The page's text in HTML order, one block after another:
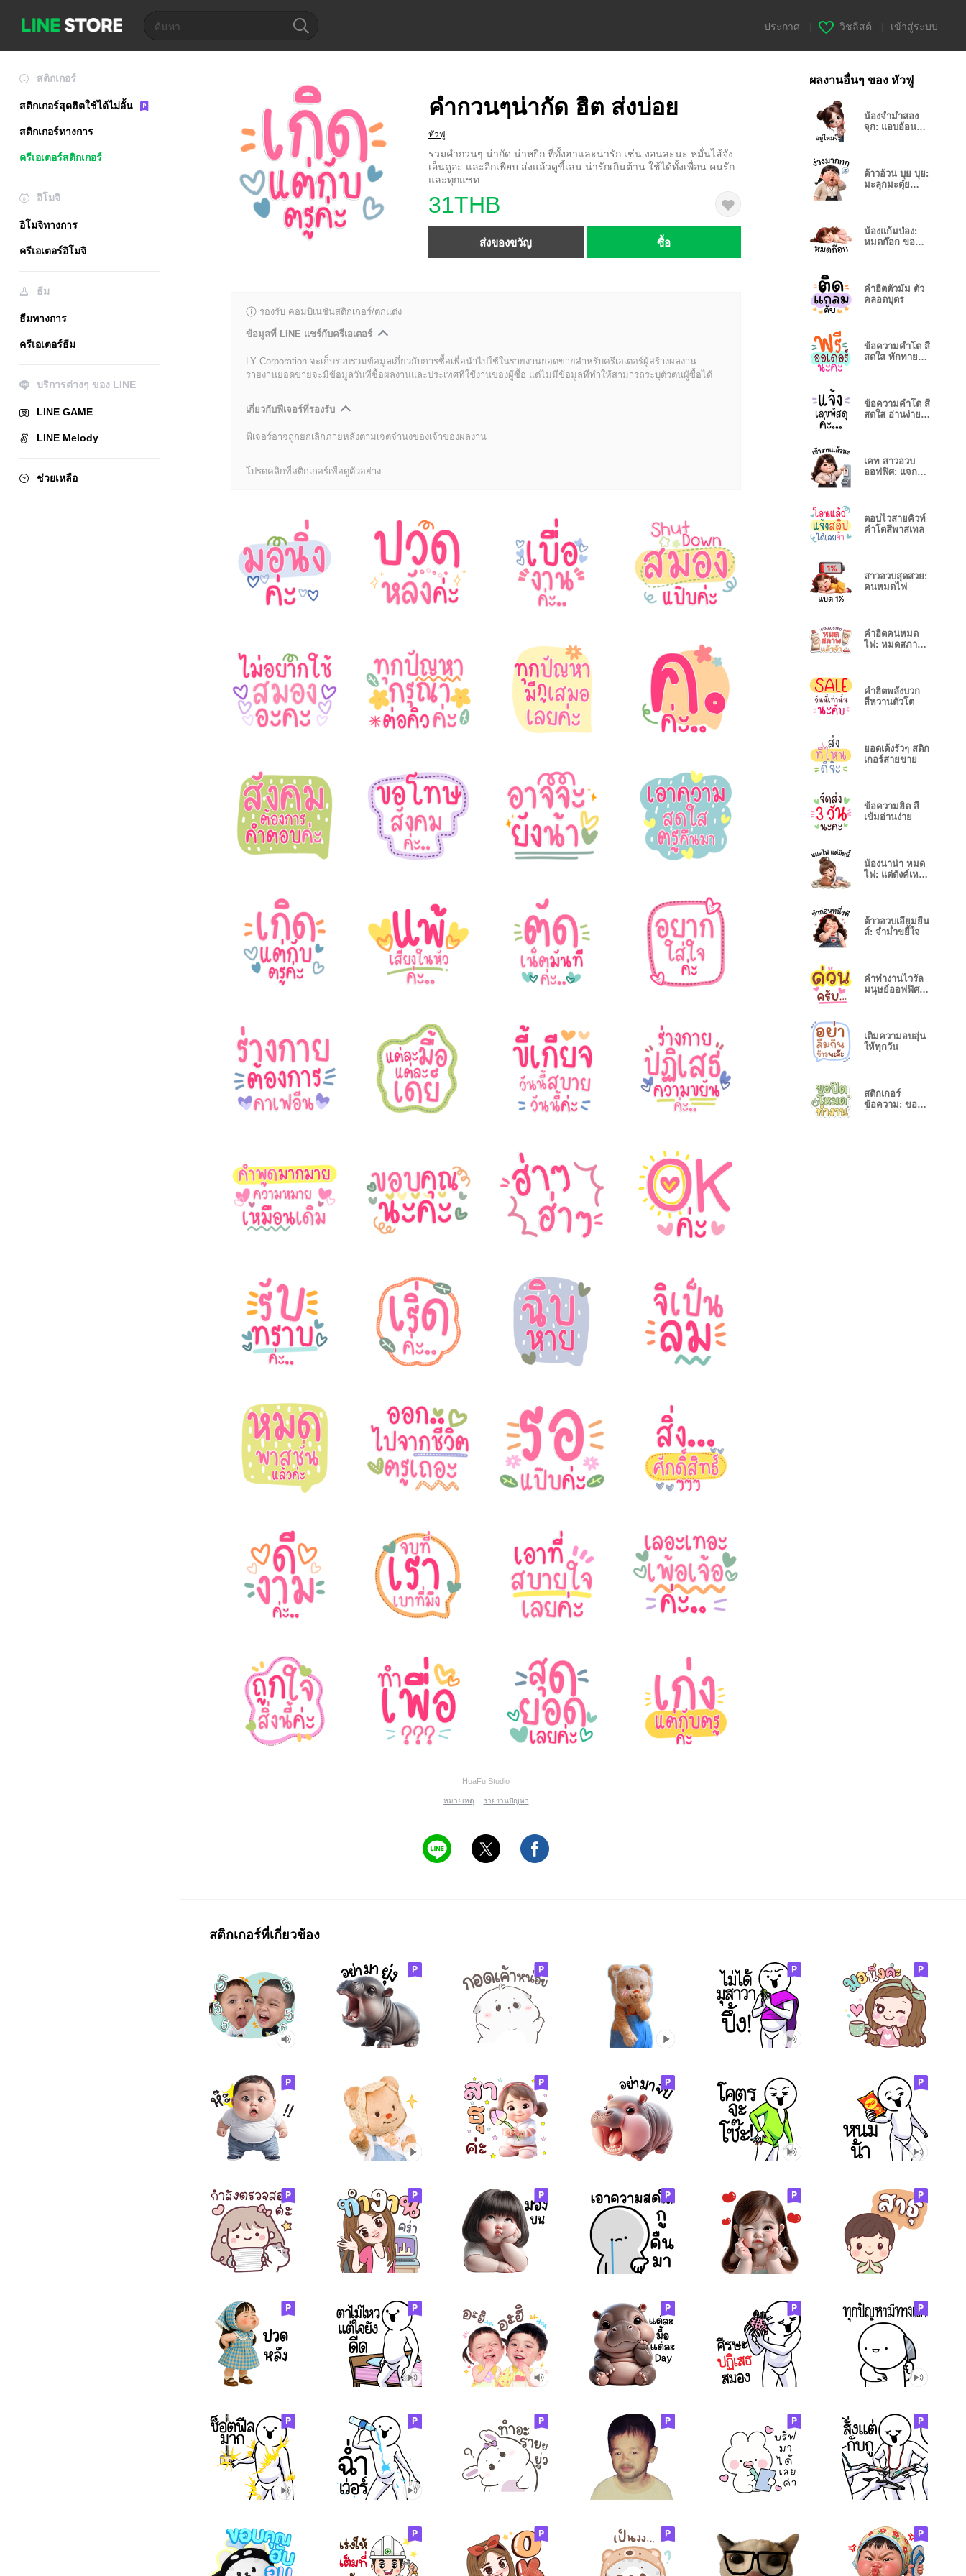
ประกาศ วิชลิสต์ เข้าสู่ระบบ
สติกเกอร์
สติกเกอร์สุดฮิตใช้ได้ไม่อั้น
สติกเกอร์ทางการ
ครีเอเตอร์สติกเกอร์
อิโมจิ
อิโมจิทางการ
ครีเอเตอร์อิโมจิ
ธีม
ธีมทางการ
ครีเอเตอร์ธีม
บริการต่างๆ ของ LINE
LINE GAME
LINE Melody
ช่วยเหลือ
คำกวนๆน่ากัด ฮิต ส่งบ่อย
หัวฟู
รวมคำกวนๆ น่ากัด น่าหยิก ที่ทั้งฮาและน่ารัก เช่น งอนละนะ หมั่นไส้จัง
เอ็นดูอะ และอีกเพียบ ส่งแล้วดูขี้เล่น น่ารักเกินต้าน ใช้ได้ทั้งเพื่อน คนรัก
และทุกแชท
31THB
ส่งของขวัญ ซื้อ
รองรับ คอมบิเนชันสติกเกอร์/ตกแต่ง
ข้อมูลที่ LINE แชร์กับครีเอเตอร์
LY Corporation จะเก็บรวบรวมข้อมูลเกี่ยวกับการซื้อเพื่อนำไปใช้ในรายงานยอดขายสำหรับครีเอเตอร์ผู้สร้างผลงาน
รายงานยอดขายจะมีข้อมูลวันที่ซื้อผลงานและประเทศที่ใช้งานของผู้ซื้อ แต่ไม่มีข้อมูลที่ทำให้สามารถระบุตัวตนผู้ซื้อได้
เกี่ยวกับฟีเจอร์ที่รองรับ
ฟีเจอร์อาจถูกยกเลิกภายหลังตามเจตจำนงของเจ้าของผลงาน
โปรดคลิกที่สติกเกอร์เพื่อดูตัวอย่าง
HuaFu Studio
หมายเหตุ รายงานปัญหา
ผลงานอื่นๆ ของ หัวฟู
น้องจ่ำม่ำสอง
จุก: แอบอ้อนตา
ต้าวอ้วน บุย บุย:
มะลุกมะตุ๋ย
น้องแก้มป่อง:
หมดก๊อก ขอ
คำฮิตตัวมัม ตัว
คลอดบุตร
ข้อความคำโต สี
สดใส ทักทายทุก
ข้อความคำโต สี
สดใส อ่านง่าย
เคท สาวอวบ
ออฟฟิศ: แจกยิ้ม
ตอบไวสายคิวท์
คำโตสีพาสเทล
สาวอวบสุดสวย:
คนหมดไฟ
คำฮิตคนหมด
ไฟ: หมดสภาพ
คำฮิตพลังบวก
สีหวานตัวโต
ยอดเด้งรัวๆ สติก
เกอร์สายขาย
ข้อความฮิต สี
เข้มอ่านง่าย
น้องนาน่า หมด
ไฟ: แต่ตังค์เหลือ
ต้าวอวบเอี๊ยมยีน
ส์: จ่ำม่ำขยี้ใจ
คำทำงานไวรัล
มนุษย์ออฟฟิศใช้
เติมความอบอุ่น
ให้ทุกวัน
สติกเกอร์
ข้อความ: ขอปิด
สติกเกอร์ที่เกี่ยวข้อง